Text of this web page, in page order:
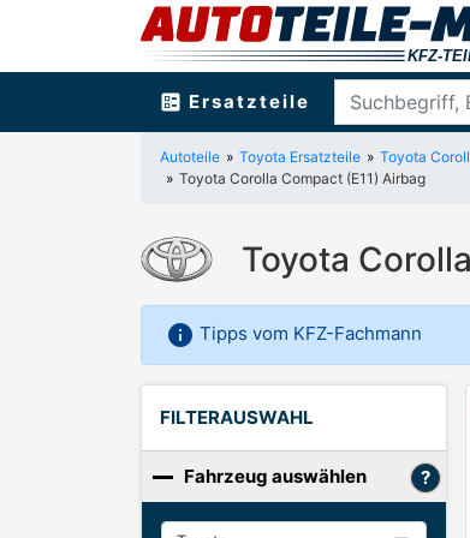
ballot Ersatzteile
Autoteile Toyota Ersatzteile Toyota
Toyota Corolla Compact (E11) Airbag
Toyota
info Tipps vom KFZ-Fachmann
FILTERAUSWAHL
Fahrzeug auswählen
Hersteller